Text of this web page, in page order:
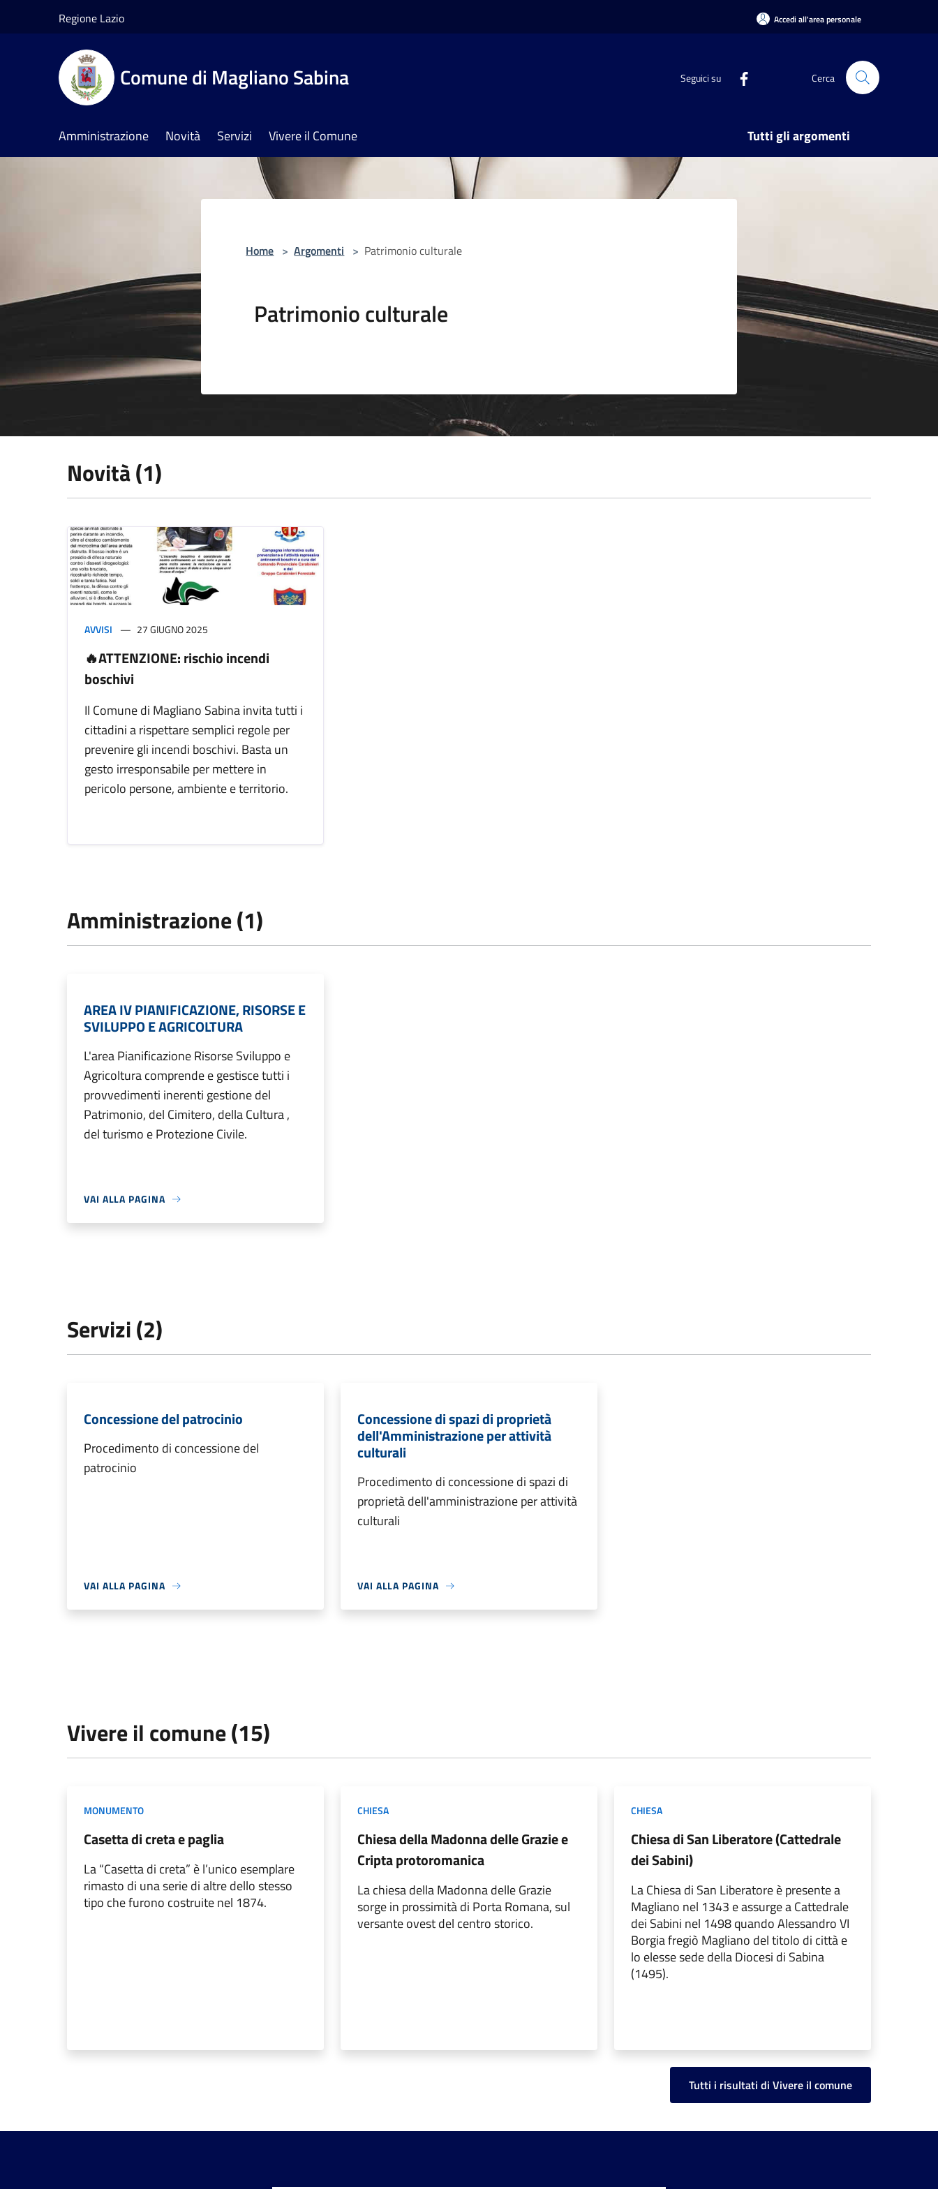
Regione Lazio Accedi all'area personale
Comune di Magliano Sabina Seguici su Cerca
Amministrazione Novità Servizi Vivere il Comune Tutti gli argomenti
Home > Argomenti > Patrimonio culturale
Patrimonio culturale
Novità (1)
AVVISI 27 GIUGNO 2025
🔥ATTENZIONE: rischio incendi
boschivi
Il Comune di Magliano Sabina invita tutti i
cittadini a rispettare semplici regole per
prevenire gli incendi boschivi. Basta un
gesto irresponsabile per mettere in
pericolo persone, ambiente e territorio.
Amministrazione (1)
AREA IV PIANIFICAZIONE, RISORSE E
SVILUPPO E AGRICOLTURA
L'area Pianificazione Risorse Sviluppo e
Agricoltura comprende e gestisce tutti i
provvedimenti inerenti gestione del
Patrimonio, del Cimitero, della Cultura ,
del turismo e Protezione Civile.
VAI ALLA PAGINA
Servizi (2)
Concessione del patrocinio
Procedimento di concessione del
patrocinio
VAI ALLA PAGINA
Concessione di spazi di proprietà
dell'Amministrazione per attività
culturali
Procedimento di concessione di spazi di
proprietà dell'amministrazione per attività
culturali
VAI ALLA PAGINA
Vivere il comune (15)
MONUMENTO
Casetta di creta e paglia
La “Casetta di creta” è l’unico esemplare
rimasto di una serie di altre dello stesso
tipo che furono costruite nel 1874.
CHIESA
Chiesa della Madonna delle Grazie e
Cripta protoromanica
La chiesa della Madonna delle Grazie
sorge in prossimità di Porta Romana, sul
versante ovest del centro storico.
CHIESA
Chiesa di San Liberatore (Cattedrale
dei Sabini)
La Chiesa di San Liberatore è presente a
Magliano nel 1343 e assurge a Cattedrale
dei Sabini nel 1498 quando Alessandro VI
Borgia fregiò Magliano del titolo di città e
lo elesse sede della Diocesi di Sabina
(1495).
Tutti i risultati di Vivere il comune